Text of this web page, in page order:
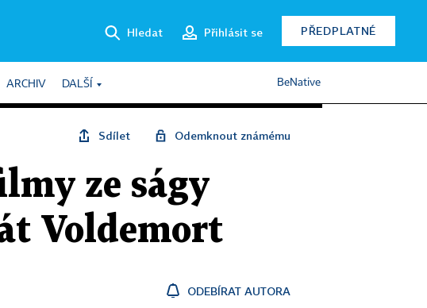
Hledat Přihlásit se PŘEDPLATNÉ
ARCHIV DALŠÍ BeNative
Sdílet Odemknout známému
ze ságy
Voldemort
ODEBÍRAT AUTORA